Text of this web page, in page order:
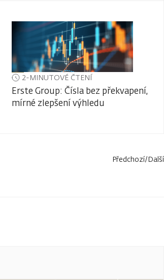
2-MINUTOVÉ ČTENÍ
Erste Group: Čísla bez překvapení,
mírné zlepšení výhledu
Předchozí/Další